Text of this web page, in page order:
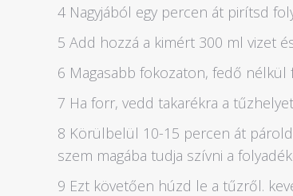
4 Nagyjából egy percen át pirítsd
5 Add hozzá a kimért 300 ml vizet
6 Magasabb fokozaton, fedő nélkül
7 Ha forr, vedd takarékra a
8 Körülbelül 10-15 percen át
szem magába tudja szívni a
9 Ezt követően húzd le a tűzről.